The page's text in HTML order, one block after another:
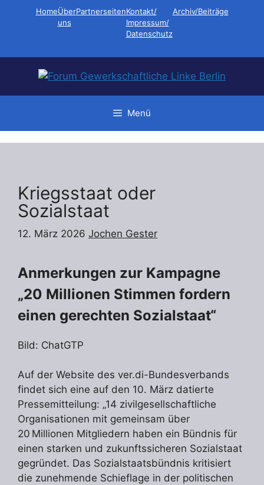
HomeÜber
uns
PartnerseitenKontakt/
Impressum/
Datenschutz
Archiv/Beiträge
Menü
Kriegsstaat oder
Sozialstaat
12. März 2026 Jochen Gester
Anmerkungen zur Kampagne
„20 Millionen Stimmen fordern
einen gerechten Sozialstaat“
Bild: ChatGTP
Auf der Website des ver.di-Bundesverbands
findet sich eine auf den 10. März datierte
Pressemitteilung: „14 zivilgesellschaftliche
Organisationen mit gemeinsam über
20 Millionen Mitgliedern haben ein Bündnis für
einen starken und zukunftssicheren Sozialstaat
gegründet. Das Sozialstaatsbündnis kritisiert
die zunehmende Schieflage in der politischen